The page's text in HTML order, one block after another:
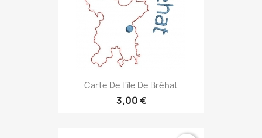
Carte De L'île De Bréhat
3,00 €